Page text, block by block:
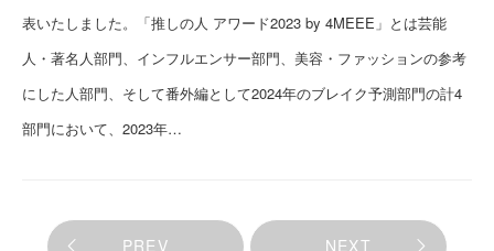
表いたしました。「推しの人 アワード2023 by 4MEEE」とは芸能
人・著名人部門、インフルエンサー部門、美容・ファッションの参考
にした人部門、そして番外編として2024年のブレイク予測部門の計4
部門において、2023年…
PREV NEXT